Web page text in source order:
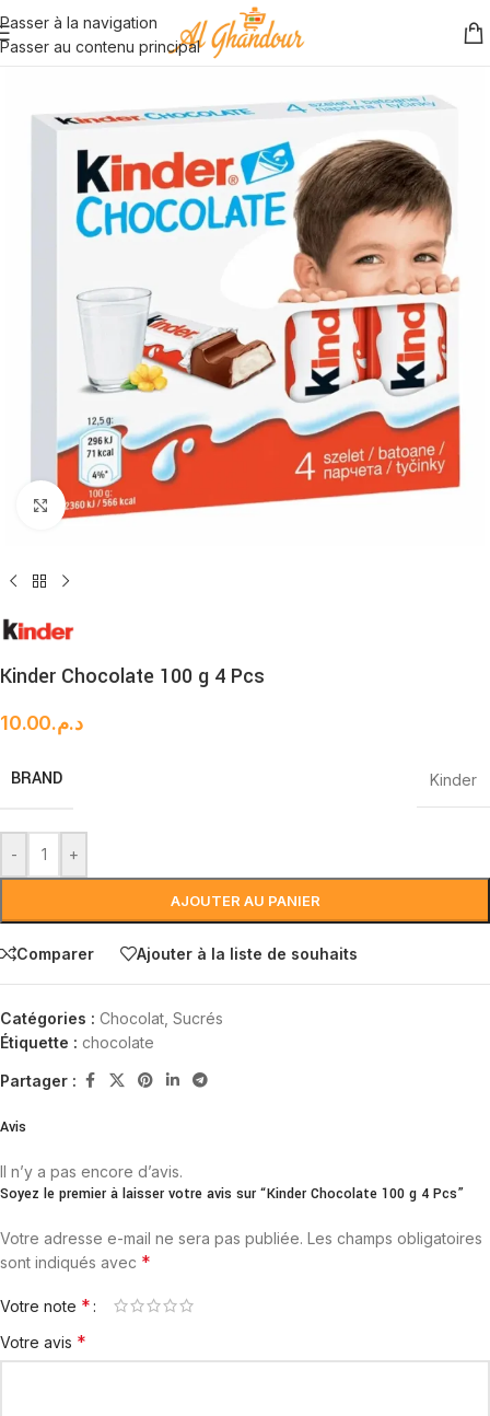
Passer à la navigation
Passer au contenu principal
Cliquez pour agrandir
Kinder Chocolate 100 g 4 Pcs
د.م.10.00
BRAND Kinder
- +
AJOUTER AU PANIER
Comparer Ajouter à la liste de souhaits
Catégories : Chocolat, Sucrés
Étiquette : chocolate
Partager :
Avis
Il n’y a pas encore d’avis.
Soyez le premier à laisser votre avis sur “Kinder Chocolate 100 g 4 Pcs”
Votre adresse e-mail ne sera pas publiée. Les champs obligatoires
sont indiqués avec *
Votre note *
Votre avis *